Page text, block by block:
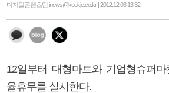
디지털콘텐츠팀 inews@kookje.co.kr | 2012.12.03 13:32
12일부터 대형마트와 기업형슈퍼
율휴무를 실시한다.